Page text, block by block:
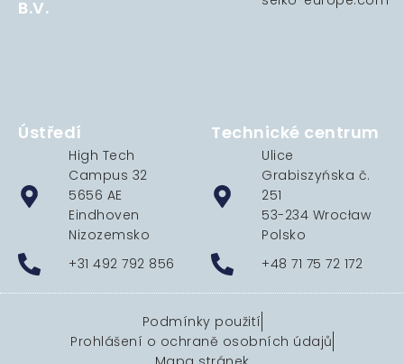
B.V.
Ústředí
High Tech
Campus 32
5656 AE
Eindhoven
Nizozemsko
+31 492 792 856
Technické centrum
Ulice
Grabiszyńska č.
251
53-234 Wrocław
Polsko
+48 71 75 72 172
Podmínky použití
Prohlášení o ochraně osobních údajů